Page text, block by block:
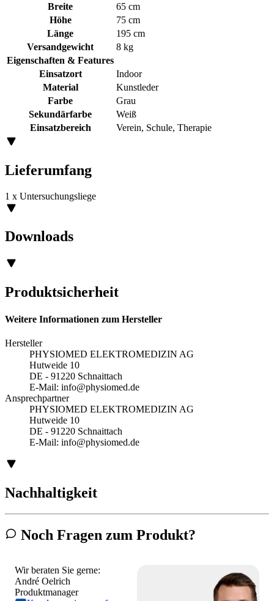
Breite
65 cm
Höhe
75 cm
Länge
195 cm
Versandgewicht
8 kg
Eigenschaften & Features
Einsatzort
Indoor
Material
Kunstleder
Farbe
Grau
Sekundärfarbe
Weiß
Einsatzbereich
Verein, Schule, Therapie
Lieferumfang
1 x Untersuchungsliege
Downloads
Produktsicherheit
Weitere Informationen zum Hersteller
Hersteller
PHYSIOMED ELEKTROMEDIZIN AG
Hutweide 10
DE - 91220 Schnaittach
E-Mail: info@physiomed.de
Ansprechpartner
PHYSIOMED ELEKTROMEDIZIN AG
Hutweide 10
DE - 91220 Schnaittach
E-Mail: info@physiomed.de
Nachhaltigkeit
Noch Fragen zum Produkt?
Wir beraten Sie gerne:
André Oelrich
Produktmanager